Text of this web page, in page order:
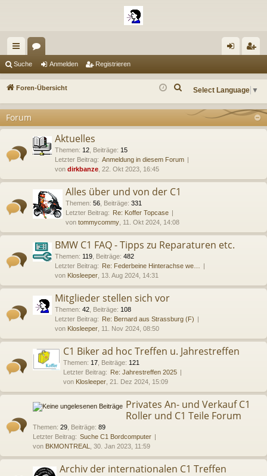
ch
ne
ug
en m
de
ist
re
Suche Anmelden Registrieren
Foren-Übersicht Select Language ▼
h
Forum
Aktuelles
Themen: 12 Beiträge: 15
Letzter Beitrag: Anmeldung in diesem Forum
von dirkbanze , 22. Okt 2023, 16:45
Alles über und von der C1
Themen: 56 Beiträge: 331
Letzter Beitrag: Re: Koffer Topcase
von tommycommy , 11. Okt 2024, 14:08
BMW C1 FAQ - Tipps zu Reparaturen etc.
Themen: 119 Beiträge: 482
Letzter Beitrag: Re: Federbeine Hinterachse we…
von Klosleeper , 13. Aug 2024, 14:31
Mitglieder stellen sich vor
Themen: 42 Beiträge: 108
Letzter Beitrag: Re: Bernard aus Strassburg (F)
von Klosleeper , 11. Nov 2024, 08:50
C1 Biker ad hoc Treffen u. Jahrestreffen
Themen: 17 Beiträge: 121
Letzter Beitrag: Re: Jahrestreffen 2025
von Klosleeper , 21. Dez 2024, 15:09
Privates An- und Verkauf C1
Roller und C1 Teile Forum
Themen: 29 Beiträge: 89
Letzter Beitrag: Suche C1 Bordcomputer
von BKMONTREAL , 30. Jan 2023, 11:59
Archiv der internationalen C1 Treffen